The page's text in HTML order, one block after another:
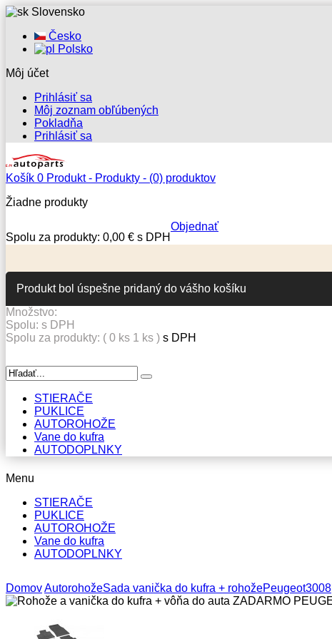
Slovensko
Česko
Polsko
Môj účet
Prihlásiť sa
Môj zoznam obľúbených
Pokladňa
Prihlásiť sa
Košík 0 Produkt - Produkty - (0) produktov
Žiadne produkty
Spolu za produkty: 0,00 € s DPH
Objednať
Produkt bol úspešne pridaný do vášho košíku
Množstvo:
Spolu: s DPH
Spolu za produkty: ( 0 ks 1 ks ) s DPH
STIERAČE
PUKLICE
AUTOROHOŽE
Vane do kufra
AUTODOPLNKY
Menu
STIERAČE
PUKLICE
AUTOROHOŽE
Vane do kufra
AUTODOPLNKY
DomovAutorohožeSada vanička do kufra + rohožePeugeot3008